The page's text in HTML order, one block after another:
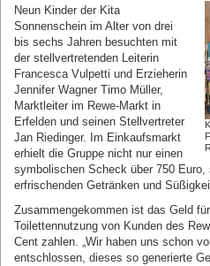
Neun Kinder der Kita
Sonnenschein im Alter von drei
bis sechs Jahren besuchten mit
der stellvertretenden Leiterin
Francesca Vulpetti und Erzieherin
Jennifer Wagner Timo Müller,
Marktleiter im Rewe-Markt in
Erfelden und seinen Stellvertreter
Jan Riedinger. Im Einkaufsmarkt
erhielt die Gruppe nicht nur einen
symbolischen Scheck über 750
erfrischenden Getränken und
Zusammengekommen ist das Geld
Toilettennutzung von Kunden des
Cent zahlen. „Wir haben uns schon
entschlossen, dieses so generierte